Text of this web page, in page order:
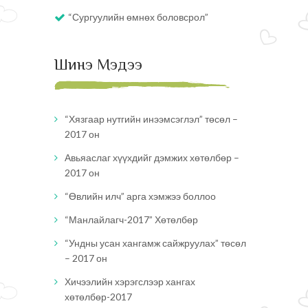
“Сургуулийн өмнөх боловсрол”
Шинэ Мэдээ
“Хязгаар нутгийн инээмсэглэл” төсөл –
2017 он
Авьяаслаг хүүхдийг дэмжих хөтөлбөр –
2017 он
“Өвлийн илч” арга хэмжээ боллоо
“Манлайлагч-2017” Хөтөлбөр
“Ундны усан хангамж сайжруулах” төсөл
– 2017 он
Хичээлийн хэрэгслээр хангах
хөтөлбөр-2017